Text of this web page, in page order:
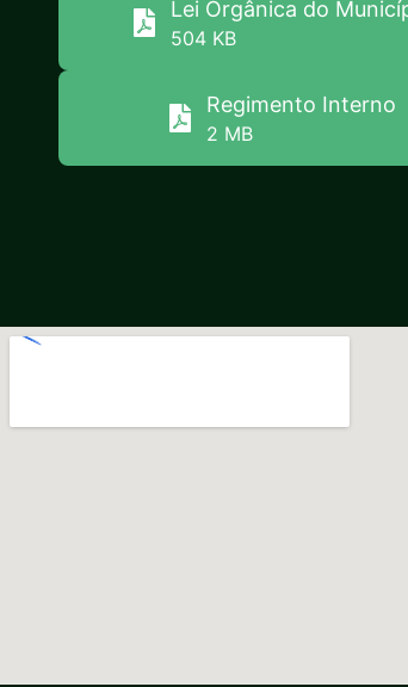
Lei Orgânica do
504 KB
Regimento Interno
2 MB